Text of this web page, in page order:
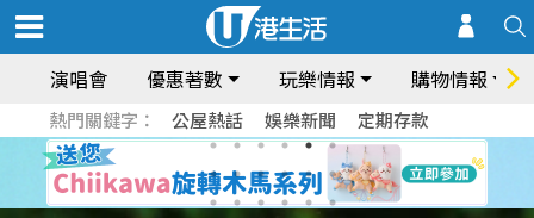
演唱會 優惠著數 玩樂情報 購物情報
熱門關鍵字： 公屋熱話 娛樂新聞 定期存款